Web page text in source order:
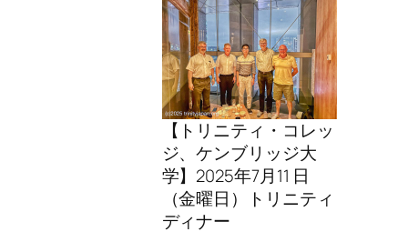
【トリニティ・コレッ
ジ、ケンブリッジ大
学】2025年7月11 日
（金曜日）トリニティ
ディナー